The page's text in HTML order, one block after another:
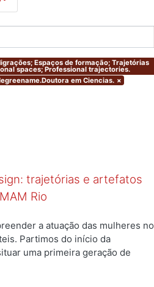
Espaços de formação; Trajetórias
spaces; Professional trajectories.
em Ciencias. ×
trajetórias e artefatos
Rio
a atuação das mulheres no
Partimos do início da
uma primeira geração de